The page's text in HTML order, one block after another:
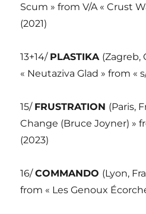
Scum » from V/A « Crust
(2021)
13+14/ PLASTIKA (Zagreb,
« Neutaziva Glad » from «
15/ FRUSTRATION (Paris,
Change (Bruce Joyner) »
(2023)
16/COMMANDO (Lyon,
from « Les Genoux